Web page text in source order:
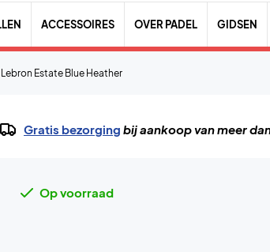
ACCESSOIRES OVER PADEL GIDSEN
Estate Blue Heather
Gratis bezorging bij aankoop van meer
Op voorraad